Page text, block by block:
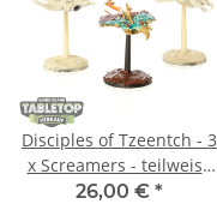
Disciples of Tzeentch - 3
x Screamers - teilweise
bemalt
26,00 € *